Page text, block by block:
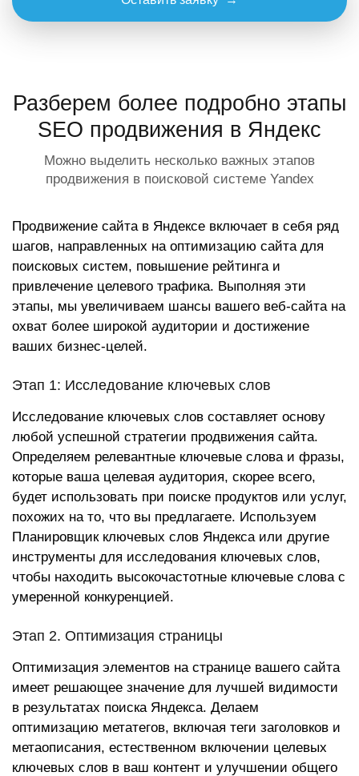
Разберем более подробно этапы
SEO продвижения в Яндекс
Можно выделить несколько важных этапов
продвижения в поисковой системе Yandex
Продвижение сайта в Яндексе включает в себя ряд
шагов, направленных на оптимизацию сайта для
поисковых систем, повышение рейтинга и
привлечение целевого трафика. Выполняя эти
этапы, мы увеличиваем шансы вашего веб-сайта на
охват более широкой аудитории и достижение
ваших бизнес-целей.
Этап 1: Исследование ключевых слов
Исследование ключевых слов составляет основу
любой успешной стратегии продвижения сайта.
Определяем релевантные ключевые слова и фразы,
которые ваша целевая аудитория, скорее всего,
будет использовать при поиске продуктов или услуг,
похожих на то, что вы предлагаете. Используем
Планировщик ключевых слов Яндекса или другие
инструменты для исследования ключевых слов,
чтобы находить высокочастотные ключевые слова с
умеренной конкуренцией.
Этап 2. Оптимизация страницы
Оптимизация элементов на странице вашего сайта
имеет решающее значение для лучшей видимости
в результатах поиска Яндекса. Делаем
оптимизацию метатегов, включая теги заголовков и
метаописания, естественном включении целевых
ключевых слов в ваш контент и улучшении общего